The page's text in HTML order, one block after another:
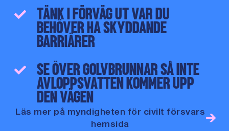
TÄNK I FÖRVÄG UT VAR DU
BEHÖVER HA SKYDDANDE
BARRIÄRER
SE ÖVER GOLVBRUNNAR SÅ INTE
AVLOPPSVATTEN KOMMER UPP
DEN VÄGEN
Läs mer på myndigheten för civilt försvars
hemsida